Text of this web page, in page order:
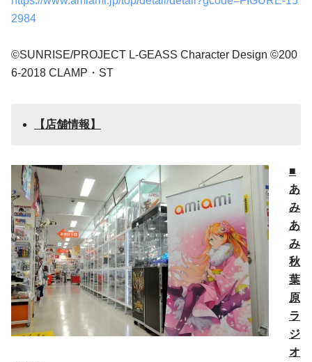
2984
©SUNRISE/PROJECT L-GEASS Character Design ©200
6-2018 CLAMP・ST
【店舗情報】
■
あ
み
あ
み
秋
葉
原
ラ
ジ
オ